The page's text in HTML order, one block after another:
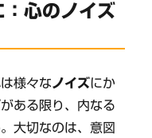
：心のノイズ
様々なノイズにか
ある限り、内なる
大切なのは、意図